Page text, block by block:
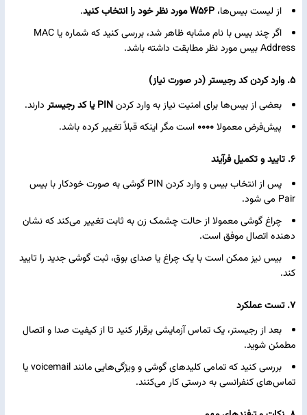
از لیست بیس‌ها، W56P مورد نظر خود را انتخاب کنید
.
اگر چند بیس با نام مشابه ظاهر شد، بررسی کنید که شماره یا MAC
Address بیس مورد نظر مطابقت داشته باشد.
5. وارد کردن کد رجیستر (در صورت نیاز)
بعضی از بیس‌ها برای امنیت نیاز به وارد کردنPIN یا کد رجیستر
دارند.
پیش‌فرض معمولا0000 است مگر اینکه قبلاً تغییر کرده باشد.
6. تایید و تکمیل فرآیند
پس از انتخاب بیس و وارد کردن PIN گوشی به صورت خودکار با بیس
Pair می‌ شود.
چراغ گوشی معمولا از حالت چشمک‌ زن به ثابت تغییر می‌کند که نشان‌
دهنده اتصال موفق است.
بیس نیز ممکن است با یک چراغ یا صدای بوق، ثبت گوشی جدید را تایید
کند.
7. تست عملکرد
بعد از رجیستر، یک تماس آزمایشی برقرار کنید تا از کیفیت صدا و اتصال
مطمئن شوید.
بررسی کنید که تمامی کلیدهای گوشی و ویژگی‌هایی مانند voicemail یا
تماس‌های کنفرانسی به درستی کار می‌کنند.